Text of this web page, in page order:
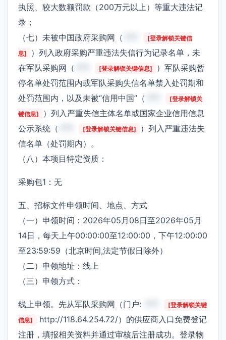
执照、较大数额罚款（200万元以上）等重大违法记
录；
（七）未被中国政府采购网（
[登录解锁关键信
息]
）列入政府采购严重违法失信行为记录名单，未
在军队采购网（
[登录解锁关键信息]
）军队采购暂
停名单处罚范围内或军队采购失信名单禁入处罚期和
处罚范围内，以及未被“信用中国”（
[登录解锁关
键信息]
）列入严重失信主体名单或国家企业信用信息
公示系统（
[登录解锁关键信息]
）列入严重违法失
信名单（处罚期内）。
（八）本项目特定资质：
采购包1：无
五、招标文件申领时间、地点、方式
（一）申领时间：2026年05月08日至2026年05月
14日，每天上午00:00:00至12:00:00，下午12:00:00
至23:59:59（北京时间,法定节假日除外）
（二）申领地址：线上
（三）申领方式：
线上申领。先从军队采购网（门户:
[登录解锁关键
信息]
http://118.64.254.72/）的供应商入口免费登记
注册，填报相关资料并通过审核后注册成功。登录物